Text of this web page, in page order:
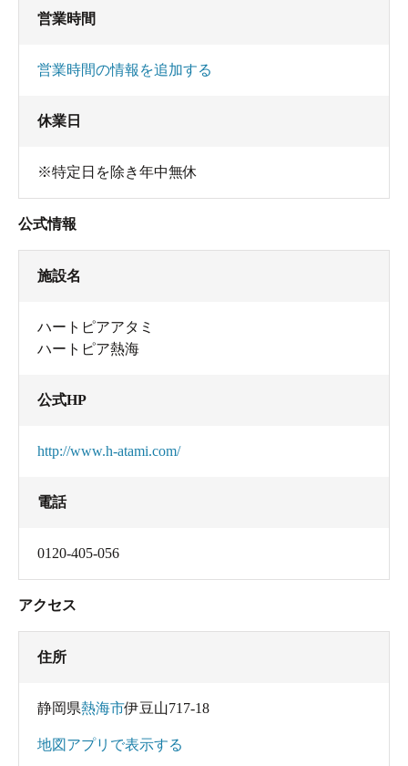
営業時間
営業時間の情報を追加する
休業日
※特定日を除き年中無休
公式情報
施設名
ハートピアアタミ
ハートピア熱海
公式HP
http://www.h-atami.com/
電話
0120-405-056
アクセス
住所
静岡県熱海市伊豆山717-18
地図アプリで表示する